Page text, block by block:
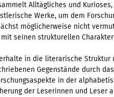
Alltägliches und
Werke, um dem
möglicherweise nicht
seinen strukturellen
in die literarische Struktur
Gegenstände durch
in der
der Leserinnen und Leser